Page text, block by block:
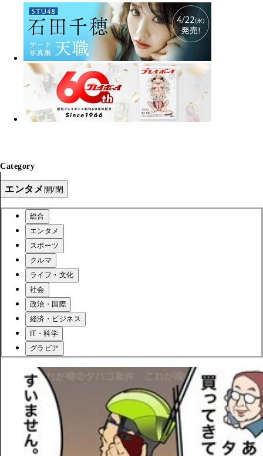
Category
エンタメ 開/閉
総合
エンタメ
スポーツ
クルマ
ライフ・文化
社会
政治・国際
経済・ビジネス
IT・科学
グラビア